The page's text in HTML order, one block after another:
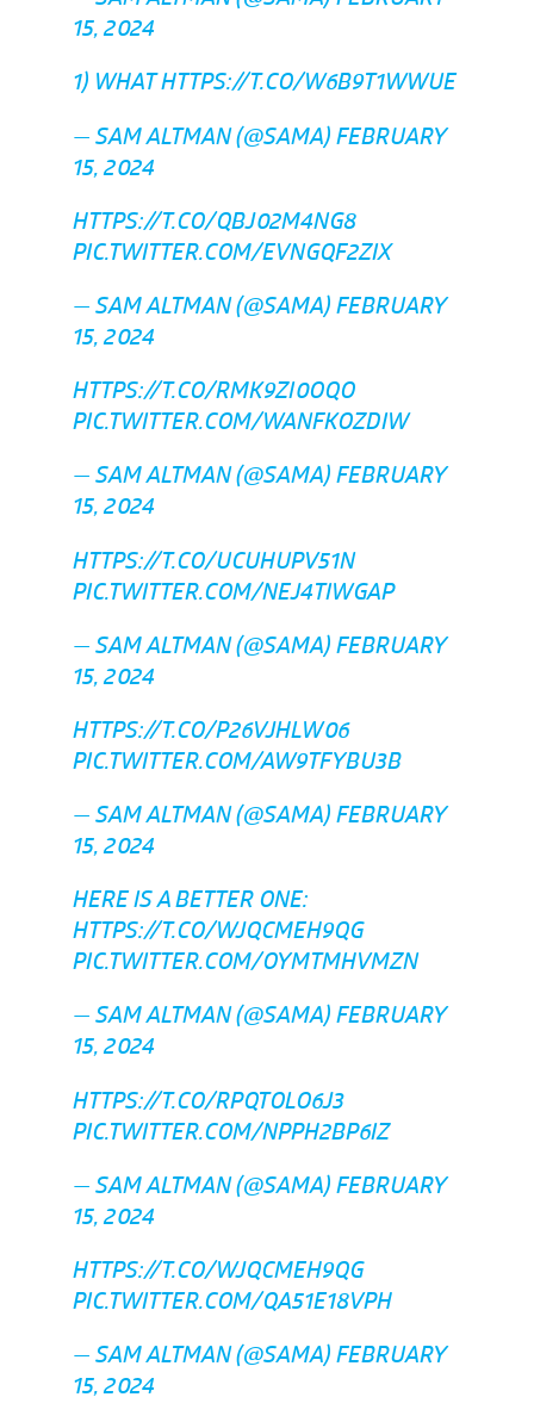
15, 2024
1) WHATHTTPS://T.CO/W6B9T1WWUE
— SAM ALTMAN (@SAMA)FEBRUARY
15, 2024
HTTPS://T.CO/QBJ02M4NG8
PIC.TWITTER.COM/EVNGQF2ZIX
— SAM ALTMAN (@SAMA)FEBRUARY
15, 2024
HTTPS://T.CO/RMK9ZI0OQO
PIC.TWITTER.COM/WANFKOZDIW
— SAM ALTMAN (@SAMA)FEBRUARY
15, 2024
HTTPS://T.CO/UCUHUPV51N
PIC.TWITTER.COM/NEJ4TIWGAP
— SAM ALTMAN (@SAMA)FEBRUARY
15, 2024
HTTPS://T.CO/P26VJHLW06
PIC.TWITTER.COM/AW9TFYBU3B
— SAM ALTMAN (@SAMA)FEBRUARY
15, 2024
HERE IS A BETTER ONE:
HTTPS://T.CO/WJQCMEH9QG
PIC.TWITTER.COM/OYMTMHVMZN
— SAM ALTMAN (@SAMA)FEBRUARY
15, 2024
HTTPS://T.CO/RPQTOLO6J3
PIC.TWITTER.COM/NPPH2BP6IZ
— SAM ALTMAN (@SAMA)FEBRUARY
15, 2024
HTTPS://T.CO/WJQCMEH9QG
PIC.TWITTER.COM/QA51E18VPH
— SAM ALTMAN (@SAMA)FEBRUARY
15, 2024